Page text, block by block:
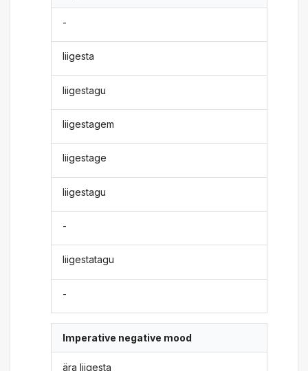
-
liigesta
liigestagu
liigestagem
liigestage
liigestagu
-
liigestatagu
-
Imperative negative mood
ära liigesta